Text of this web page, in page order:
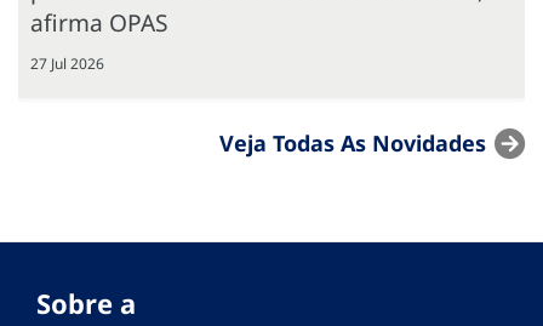
afirma OPAS
27 Jul 2026
Veja Todas As Novidades
Sobre a